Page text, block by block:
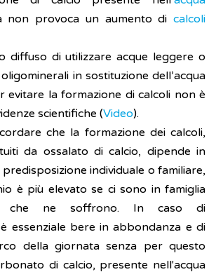
non provoca un aumento di calcoli
diffuso di utilizzare acque leggere o
in sostituzione dell’acqua
evitare la formazione di calcoli non è
scientifiche (Video).
che la formazione dei calcoli,
da ossalato di calcio, dipende in
individuale o familiare,
è più elevato se ci sono in famiglia
che ne soffrono. In caso di
essenziale bere in abbondanza e di
della giornata senza per questo
di calcio, presente nell'acqua